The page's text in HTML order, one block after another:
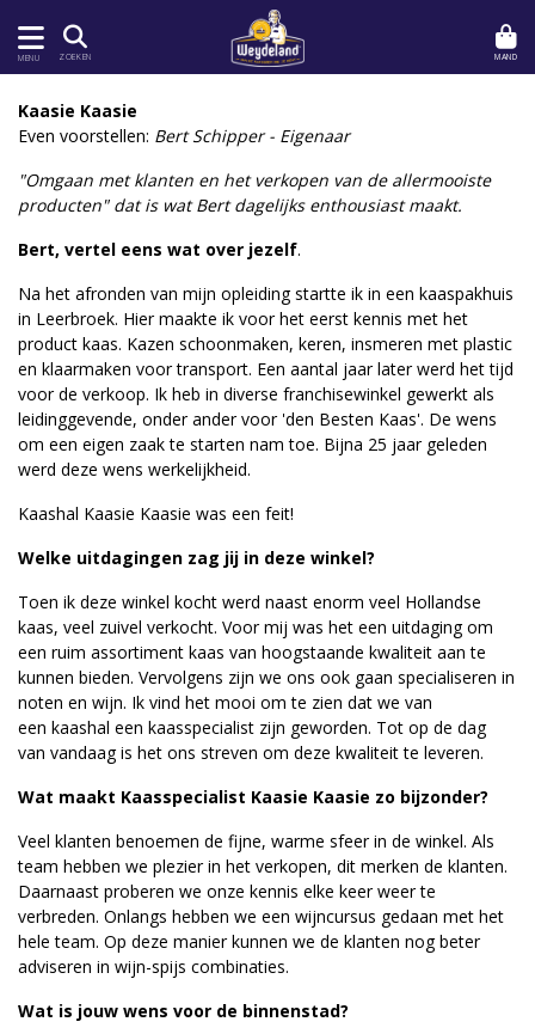
MENU ZOEKEN MAND
Kaasie Kaasie
Even voorstellen: Bert Schipper - Eigenaar
"Omgaan met klanten en het verkopen van de allermooiste
producten" dat is wat Bert dagelijks enthousiast maakt.
Bert, vertel eens wat over jezelf.
Na het afronden van mijn opleiding startte ik in een kaaspakhuis
in Leerbroek. Hier maakte ik voor het eerst kennis met het
product kaas. Kazen schoonmaken, keren, insmeren met plastic
en klaarmaken voor transport. Een aantal jaar later werd het tijd
voor de verkoop. Ik heb in diverse franchisewinkel gewerkt als
leidinggevende, onder ander voor 'den Besten Kaas'. De wens
om een eigen zaak te starten nam toe. Bijna 25 jaar geleden
werd deze wens werkelijkheid.
Kaashal Kaasie Kaasie was een feit!
Welke uitdagingen zag jij in deze winkel?
Toen ik deze winkel kocht werd naast enorm veel Hollandse
kaas, veel zuivel verkocht. Voor mij was het een uitdaging om
een ruim assortiment kaas van hoogstaande kwaliteit aan te
kunnen bieden. Vervolgens zijn we ons ook gaan specialiseren in
noten en wijn. Ik vind het mooi om te zien dat we van
een kaashal een kaasspecialist zijn geworden. Tot op de dag
van vandaag is het ons streven om deze kwaliteit te leveren.
Wat maakt Kaasspecialist Kaasie Kaasie zo bijzonder?
Veel klanten benoemen de fijne, warme sfeer in de winkel. Als
team hebben we plezier in het verkopen, dit merken de klanten.
Daarnaast proberen we onze kennis elke keer weer te
verbreden. Onlangs hebben we een wijncursus gedaan met het
hele team. Op deze manier kunnen we de klanten nog beter
adviseren in wijn-spijs combinaties.
Wat is jouw wens voor de binnenstad?